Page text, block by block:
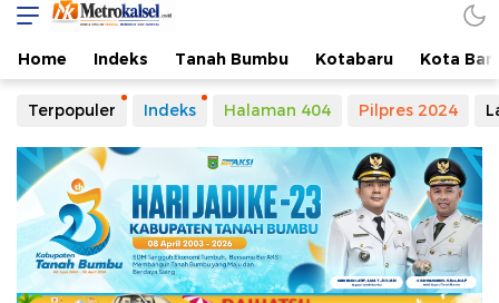
Home Indeks Tanah Bumbu Kotabaru Kota
Terpopuler Indeks Halaman 404 Pilpres 2024